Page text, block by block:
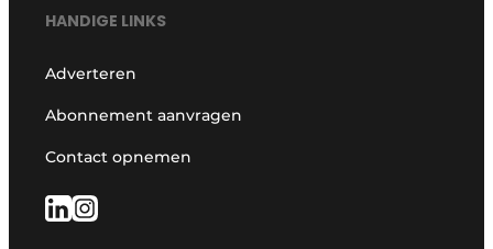
HANDIGE LINKS
Adverteren
Abonnement aanvragen
Contact opnemen